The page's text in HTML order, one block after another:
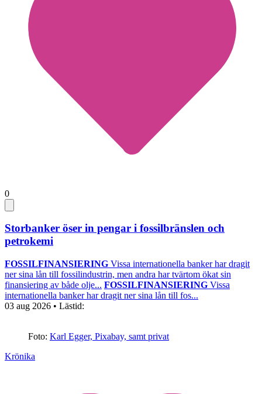
0
Storbanker öser in pengar i fossilbränslen och
petrokemi
FOSSILFINANSIERING Vissa internationella banker har dragit
ner sina lån till fossilindustrin, men andra har tvärtom ökat sin
finansiering av både olje... FOSSILFINANSIERING Vissa
internationella banker har dragit ner sina lån till fos...
03 aug 2026 • Lästid:
Foto: Karl Egger, Pixabay, samt privat
Krönika